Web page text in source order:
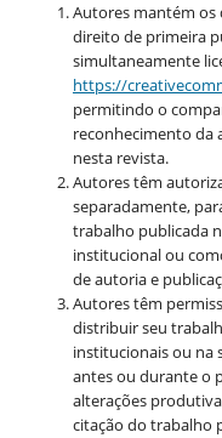
Autores mantém os
direito de primeira
simultaneamente
https://
permitindo o
reconhecimento da
nesta revista.
Autores têm
separadamente,
trabalho publicada
institucional ou
de autoria e
Autores têm
distribuir seu
institucionais ou na
antes ou durante o
alterações
citação do trabalho